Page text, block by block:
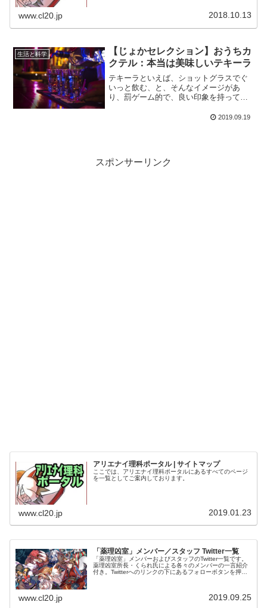
www.cl20.jp 2018.10.13
生活と科学
【じょかセレクション】おうちカ
クテル：本当は美味しいテキーラ
テキーラといえば、ショットグラスでぐ
いっと飲む、と、そんなイメージがあ
り、罰ゲーム的で、良い印象を持ってい
ラは美味しいお酒なのです。ロックでゆ
2019.09.19
スポンサーリンク
アリエナイ理科ポータル | サイトマップ
ここでは、アリエナイ理科ポータルにあるすべてのページ
を一覧としてご案内しております。
www.cl20.jp 2019.01.23
「薬理凶室」メンバー／スタッフ Twitter一覧
「薬理凶室」メンバーおよびスタッフのTwitter一覧です。
薬理凶室所長・くられ氏による各々のメンバーの一言紹介
付き。Twitterへのリンクの下にあるフォローボタンを押す
www.cl20.jp 2019.09.25